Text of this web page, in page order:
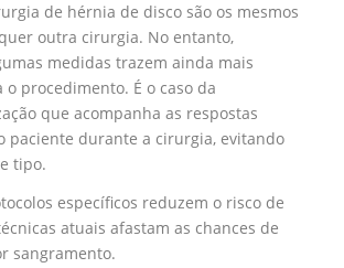
de hérnia de disco são os mesmos
outra cirurgia. No entanto,
medidas trazem ainda mais
o procedimento. É o caso da
que acompanha as respostas
paciente durante a cirurgia, evitando
tipo.
específicos reduzem o risco de
atuais afastam as chances de
sangramento.